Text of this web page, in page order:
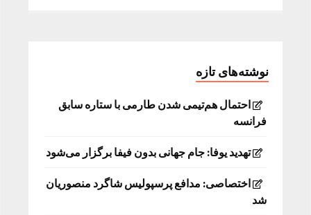
نوشته‌های تازه
احتمال هم‌تیمی شدن طارمی با ستاره سابق
فرانسه
تهدید یوفا: جام جهانی بدون فیفا برگزار می‌شود
اختصاصی: مدافع پرسپولیس شاگرد منصوریان
شد